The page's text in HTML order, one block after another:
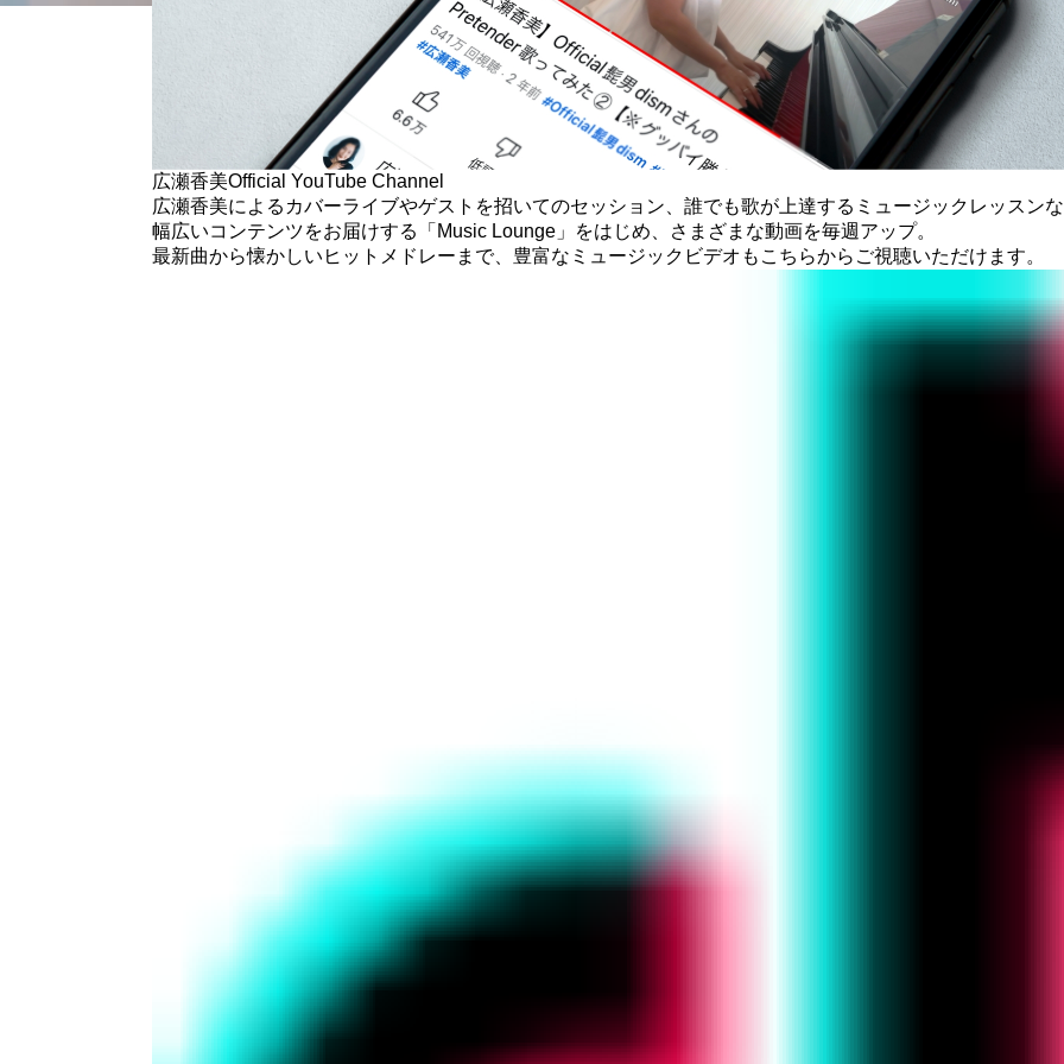
広瀬香美Official YouTube Channel
広瀬香美によるカバーライブやゲストを招いてのセッション、 誰でも歌が上達する ミュージックレッスン
幅広いコンテンツをお届けする
「Music Lounge」をはじめ、
さまざまな動画を毎週アップ。
最新曲から懐かしいヒットメドレーまで、 豊富なミュージックビデオもこちらから ご視聴いただけます。